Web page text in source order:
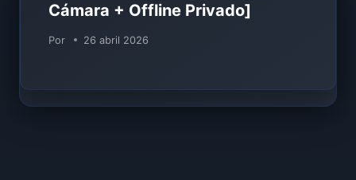
Cámara + Offline Privado]
Por 26 abril 2026